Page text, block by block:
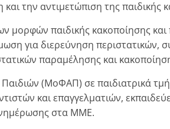
την αντιμετώπιση της παιδικής
παιδικής κακοποίησης και
για διερεύνηση περιστατικών,
παραμέλησης και
(ΜοΦΑΠ) σε παιδιατρικά
και επαγγελματιών,
στα ΜΜΕ.